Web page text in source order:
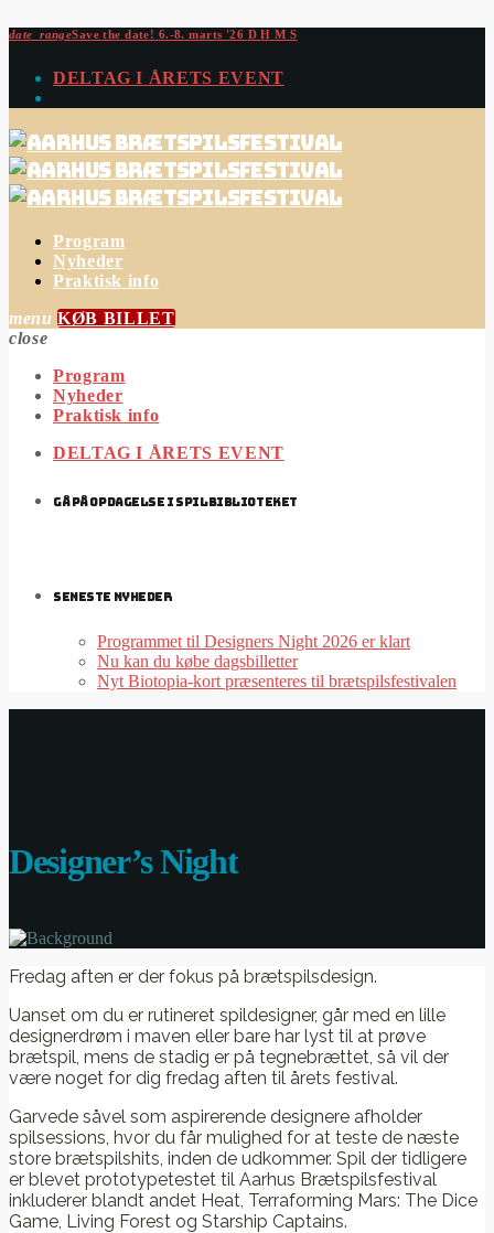
date_rangeSave the date! 6.-8. marts '26 D H M S
DELTAG I ÅRETS EVENT
Program
Nyheder
Praktisk info
menu KØB BILLET
close
Program
Nyheder
Praktisk info
DELTAG I ÅRETS EVENT
GÅ PÅ OPDAGELSE I SPILBIBLIOTEKET
SENESTE NYHEDER
Programmet til Designers Night 2026 er klart
Nu kan du købe dagsbilletter
Nyt Biotopia-kort præsenteres til brætspilsfestivalen
Designer’s Night
Fredag aften er der fokus på brætspilsdesign.
Uanset om du er rutineret spildesigner, går med en lille
designerdrøm i maven eller bare har lyst til at prøve
brætspil, mens de stadig er på tegnebrættet, så vil der
være noget for dig fredag aften til årets festival.
Garvede såvel som aspirerende designere afholder
spilsessions, hvor du får mulighed for at teste de næste
store brætspilshits, inden de udkommer. Spil der tidligere
er blevet prototypetestet til Aarhus Brætspilsfestival
inkluderer blandt andet Heat, Terraforming Mars: The Dice
Game, Living Forest og Starship Captains.